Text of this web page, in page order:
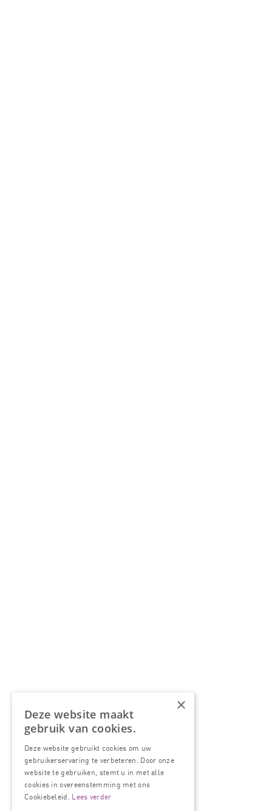
×
Deze website maakt
gebruik van cookies.
Deze website gebruikt cookies om uw
gebruikerservaring te verbeteren. Door onze
website te gebruiken, stemt u in met alle
cookies in overeenstemming met ons
Cookiebeleid. Lees verder